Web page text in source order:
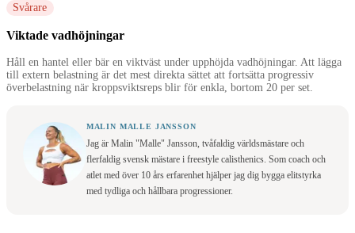
Svårare
Viktade vadhöjningar
Håll en hantel eller bär en viktväst under upphöjda vadhöjningar. Att lägga
till extern belastning är det mest direkta sättet att fortsätta progressiv
överbelastning när kroppsviktsreps blir för enkla, bortom 20 per set.
MALIN MALLE JANSSON
Jag är Malin "Malle" Jansson, tvåfaldig världsmästare och
flerfaldig svensk mästare i freestyle calisthenics. Som coach och
atlet med över 10 års erfarenhet hjälper jag dig bygga elitstyrka
med tydliga och hållbara progressioner.